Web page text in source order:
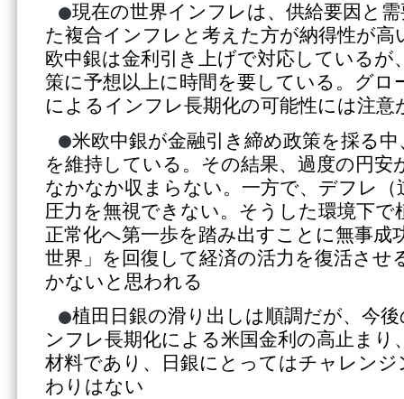
現在の世界インフレは、供給要因と
た複合インフレと考えた方が納得性が高
欧中銀は金利引き上げで対応しているが
策に予想以上に時間を要している。グロ
によるインフレ長期化の可能性には注意
米欧中銀が金融引き締め政策を採る
を維持している。その結果、過度の円安
なかなか収まらない。一方で、デフレ（
圧力を無視できない。そうした環境下で
正常化へ第一歩を踏み出すことに無事成
世界」を回復して経済の活力を復活させ
かないと思われる
植田日銀の滑り出しは順調だが、今
ンフレ長期化による米国金利の高止まり
材料であり、日銀にとってはチャレン
わりはない